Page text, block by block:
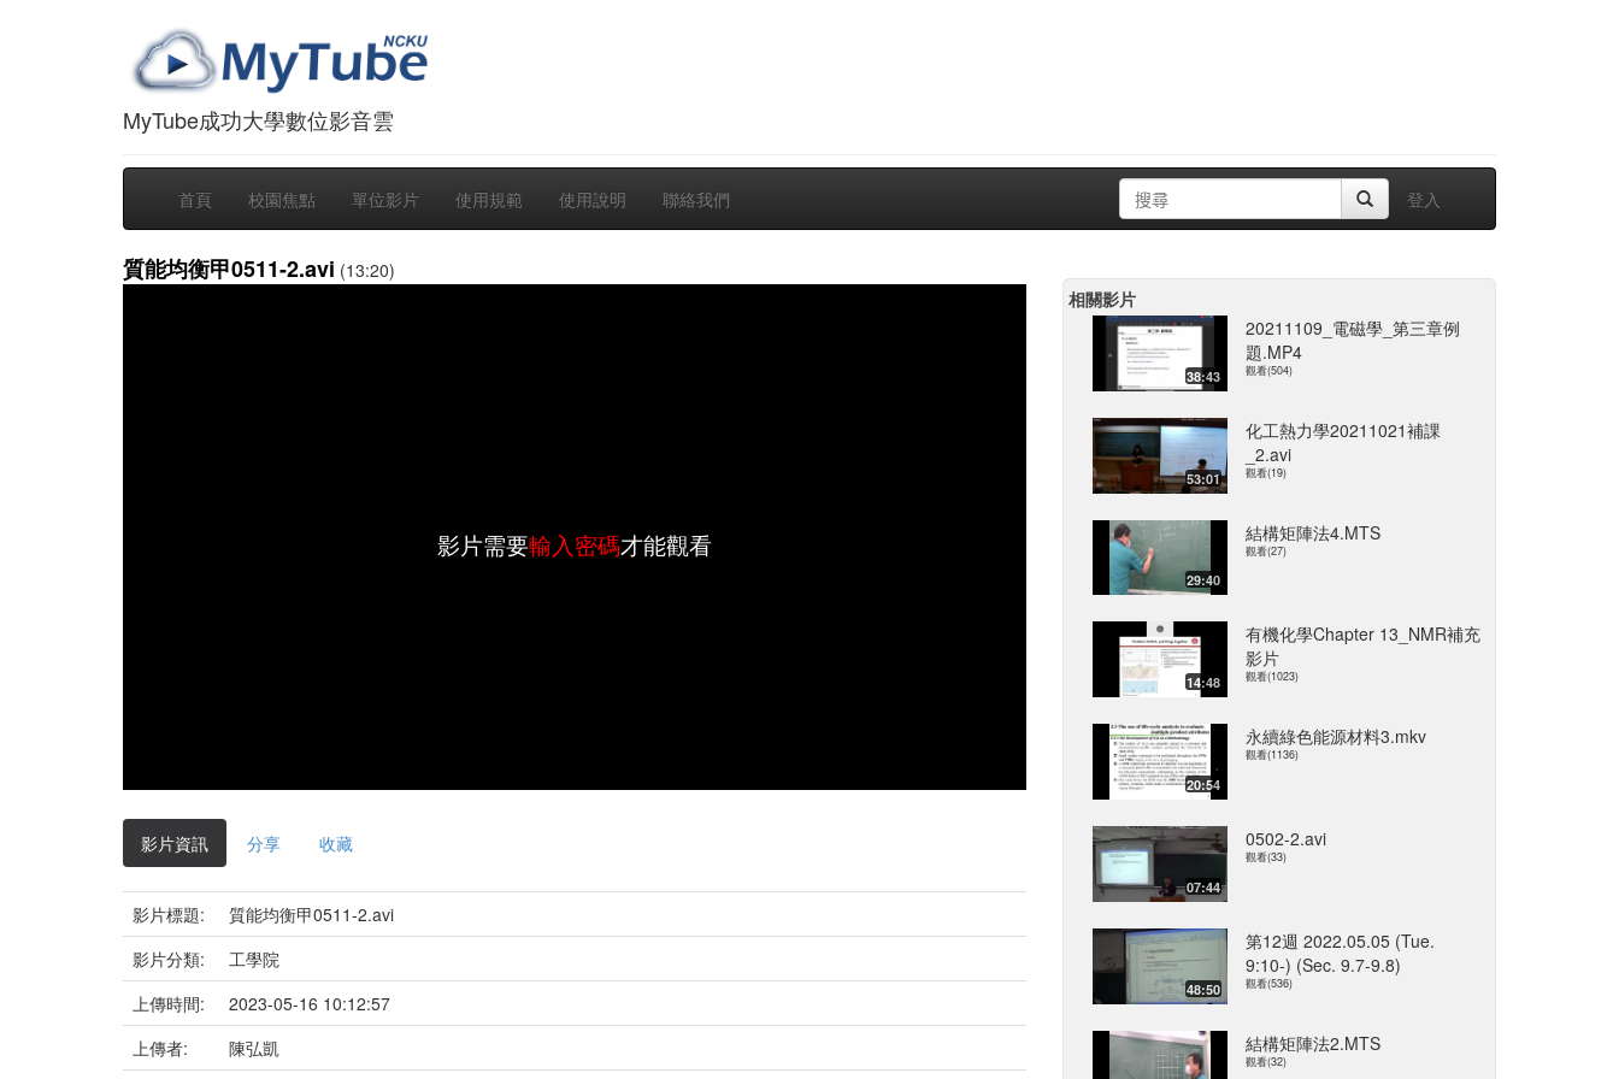
MyTube成功大學數位影音雲
首頁 校園焦點 單位影片 使用規範 使用說明 聯絡我們 登入
質能均衡甲0511-2.avi (13:20)
影片需要輸入密碼才能觀看
影片資訊 分享 收藏
影片標題:
質能均衡甲0511-2.avi
影片分類:
工學院
上傳時間:
2023-05-16 10:12:57
上傳者:
陳弘凱
相關影片
38:43
20211109_電磁學_第三章例
題.MP4
觀看(504)
53:01
化工熱力學20211021補課
_2.avi
觀看(19)
29:40
結構矩陣法4.MTS
觀看(27)
14:48
有機化學Chapter 13_NMR補充
影片
觀看(1023)
20:54
永續綠色能源材料3.mkv
觀看(1136)
07:44
0502-2.avi
觀看(33)
48:50
第12週 2022.05.05 (Tue.
9:10-) (Sec. 9.7-9.8)
觀看(536)
結構矩陣法2.MTS
觀看(32)